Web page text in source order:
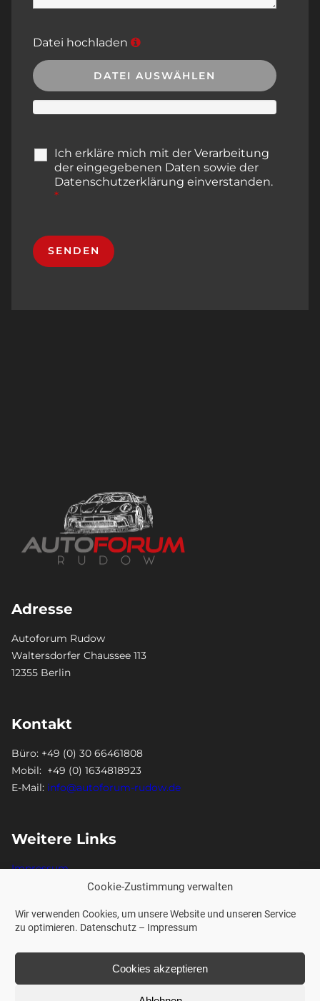
Cookie-Zustimmung verwalten
Wir verwenden Cookies, um unsere Website und unseren Service
zu optimieren. Datenschutz – Impressum
Cookies akzeptieren
Datei hochladen
DATEI AUSWÄHLEN
Ich erkläre mich mit der Verarbeitung
der eingegebenen Daten sowie der
Datenschutzerklärung einverstanden.
*
Adresse
Autoforum Rudow
Waltersdorfer Chaussee 113
12355 Berlin
Kontakt
Büro: +49 (0) 30 66461808
Mobil: +49 (0) 1634818923
E-Mail: info@autoforum-rudow.de
Weitere Links
Impressum